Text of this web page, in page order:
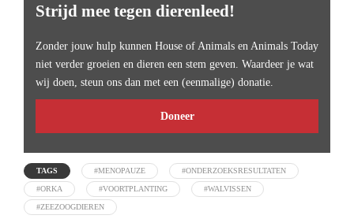
Strijd mee tegen dierenleed!
Zonder jouw hulp kunnen House of Animals en Animals Today
niet verder groeien en dieren een stem geven. Waardeer je wat
wij doen, steun ons dan met een (eenmalige) donatie.
Doneer
TAGS #MENOPAUZE #ONDERZOEKSRESULTATEN
#ORKA #VOORTPLANTING #WALVISSEN
#ZEEZOOGDIEREN